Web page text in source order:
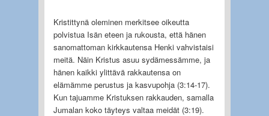
Kristittynä oleminen merkitsee oikeutta
polvistua Isän eteen ja rukousta, että hänen
sanomattoman kirkkautensa Henki vahvistaisi
meitä. Näin Kristus asuu sydämessämme, ja
hänen kaikki ylittävä rakkautensa on
elämämme perustus ja kasvupohja (3:14-17).
Kun tajuamme Kristuksen rakkauden, samalla
Jumalan koko täyteys valtaa meidät (3:19).